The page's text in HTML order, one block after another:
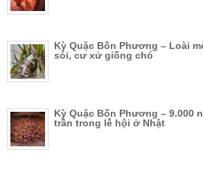
Kỳ Quặc Bốn Phương – Loài
sói, cư xử giống chó
Kỳ Quặc Bốn Phương – 9.000
trần trong lễ hội ở Nhật